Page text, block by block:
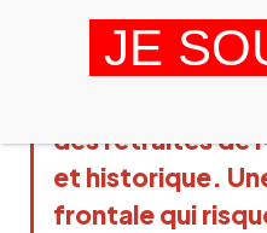
des retraites de
et historique.
frontale qui
JE